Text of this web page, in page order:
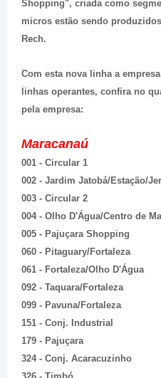
Shopping", criada como
micros estão sendo
Rech.
Com esta nova linha a
linhas operantes, confira no
pela empresa:
Maracanaú
001 - Circular 1
002 - Jardim Jatobá/Estação/
003 - Circular 2
004 - Olho D'Água/Centro de
005 - Pajuçara Shopping
060 - Pitaguary/Fortaleza
061 - Fortaleza/Olho D'Água
092 - Taquara/Fortaleza
099 - Pavuna/Fortaleza
151 - Conj. Industrial
179 - Pajuçara
324 - Conj. Acaracuzinho